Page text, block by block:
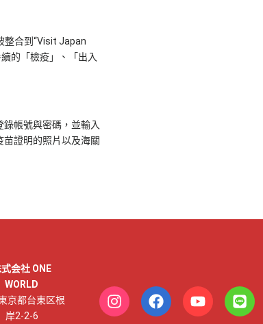
整合到“Visit Japan
的「檢疫」、「出入
帳號與密碼，並輸入
苗證明的照片以及海關
会社 ONE
WORLD
京都台東区根
岸2-2-6